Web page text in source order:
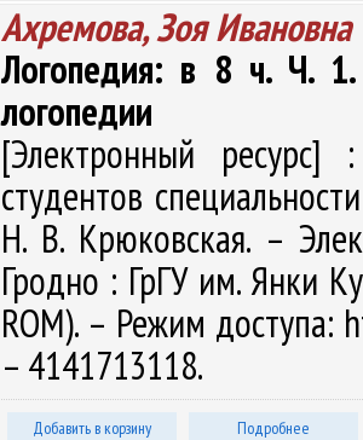
Ахремова, Зоя Ивановна
Логопедия: в 8 ч. Ч. 1.
логопедии
[Электронный ресурс]
студентов
Н. В. Крюковская. –
Гродно : ГрГУ им. Янки
ROM). – Режим доступа:
– 4141713118.
Добавить в корзину Подробнее